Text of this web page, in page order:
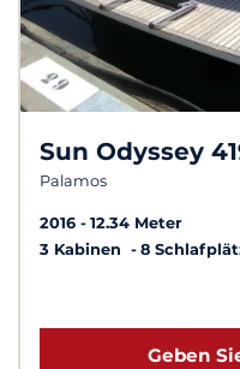
Sun Odyssey
Palamos
2016
12.34 Meter
3 Kabinen
8
Geben